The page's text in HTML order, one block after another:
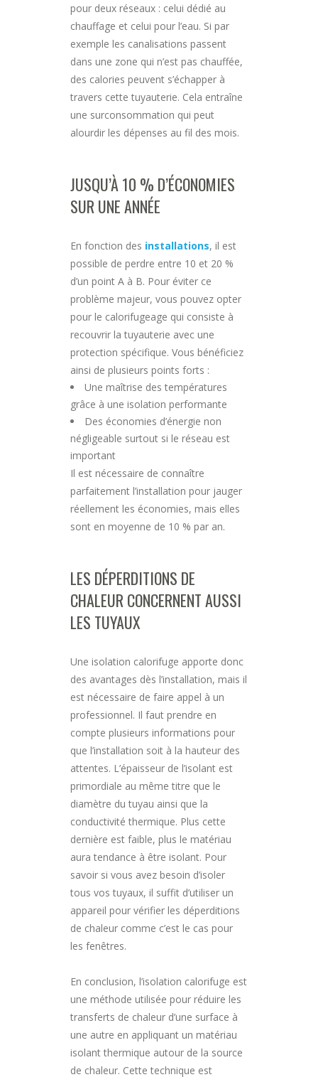
pour deux réseaux : celui dédié au
chauffage et celui pour l’eau. Si par
exemple les canalisations passent
dans une zone qui n’est pas chauffée,
des calories peuvent s’échapper à
travers cette tuyauterie. Cela entraîne
une surconsommation qui peut
alourdir les dépenses au fil des mois.
JUSQU’À 10 % D’ÉCONOMIES
SUR UNE ANNÉE
En fonction des installations, il est
possible de perdre entre 10 et 20 %
d’un point A à B. Pour éviter ce
problème majeur, vous pouvez opter
pour le calorifugeage qui consiste à
recouvrir la tuyauterie avec une
protection spécifique. Vous bénéficiez
ainsi de plusieurs points forts :
Une maîtrise des températures
grâce à une isolation performante
Des économies d’énergie non
négligeable surtout si le réseau est
important
Il est nécessaire de connaître
parfaitement l’installation pour jauger
réellement les économies, mais elles
sont en moyenne de 10 % par an.
LES DÉPERDITIONS DE
CHALEUR CONCERNENT AUSSI
LES TUYAUX
Une isolation calorifuge apporte donc
des avantages dès l’installation, mais il
est nécessaire de faire appel à un
professionnel. Il faut prendre en
compte plusieurs informations pour
que l’installation soit à la hauteur des
attentes. L’épaisseur de l’isolant est
primordiale au même titre que le
diamètre du tuyau ainsi que la
conductivité thermique. Plus cette
dernière est faible, plus le matériau
aura tendance à être isolant. Pour
savoir si vous avez besoin d’isoler
tous vos tuyaux, il suffit d’utiliser un
appareil pour vérifier les déperditions
de chaleur comme c’est le cas pour
les fenêtres.
En conclusion, l’isolation calorifuge est
une méthode utilisée pour réduire les
transferts de chaleur d’une surface à
une autre en appliquant un matériau
isolant thermique autour de la source
de chaleur. Cette technique est